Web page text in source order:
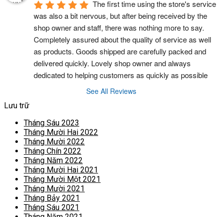
The first time using the store's service
was also a bit nervous, but after being received by the
shop owner and staff, there was nothing more to say.
Completely assured about the quality of service as well
as products. Goods shipped are carefully packed and
delivered quickly. Lovely shop owner and always
dedicated to helping customers as quickly as possible
See All Reviews
Lưu trữ
Tháng Sáu 2023
Tháng Mười Hai 2022
Tháng Mười 2022
Tháng Chín 2022
Tháng Năm 2022
Tháng Mười Hai 2021
Tháng Mười Một 2021
Tháng Mười 2021
Tháng Bảy 2021
Tháng Sáu 2021